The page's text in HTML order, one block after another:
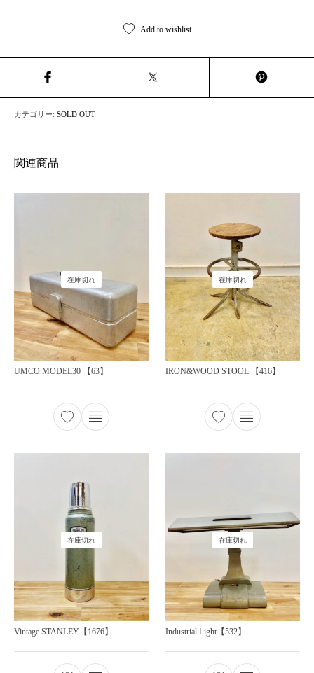
Add to wishlist
カテゴリー:SOLD OUT
関連商品
在庫切れ
UMCO MODEL30 【63】
在庫切れ
IRON&WOOD STOOL 【416】
在庫切れ
Vintage STANLEY【1676】
在庫切れ
Industrial Ⅼight【532】